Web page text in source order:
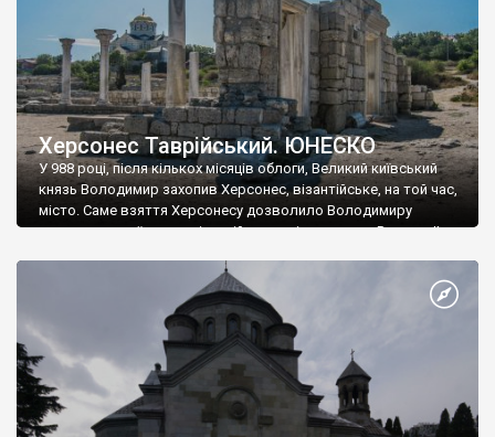
Херсонес Таврійський. ЮНЕСКО
У 988 році, після кількох місяців облоги, Великий київський
князь Володимир захопив Херсонес, візантійське, на той час,
місто. Саме взяття Херсонесу дозволило Володимиру
диктувати свої умови візантійському імператору Василю ІІ, та
Херсонесі Володимир-язичник, став Василем-християнином.
А потім було Хрещення Русі. На честь Херсонесу Таврійського